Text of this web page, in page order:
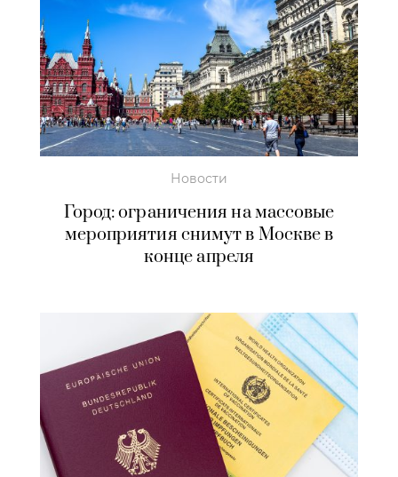
Новости
Город: ограничения на массовые
мероприятия снимут в Москве в
конце апреля